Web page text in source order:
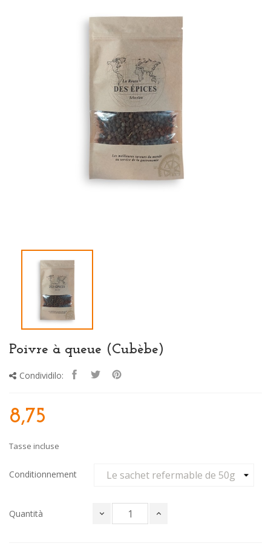
Poivre à queue (Cubèbe)
Condividilo:
8,75
Tasse incluse
Conditionnement
Quantità